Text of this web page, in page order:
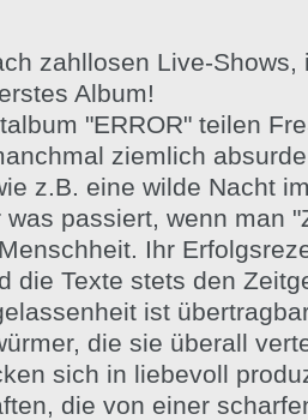
zahllosen Live-Shows,
Album!
"ERROR" teilen
ziemlich
z.B. eine wilde Nacht
was passiert, wenn man
Ihr
die Texte stets den
ist
die sie überall
sich in liebevoll
die von einer